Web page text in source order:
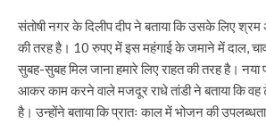
संतोषी नगर के दिलीप दीप ने बताया कि उसके लिए श्रम
की तरह है। 10 रुपए में इस महंगाई के जमाने में दाल,
सुबह-सुबह मिल जाना हमारे लिए राहत की तरह है। नया
आकर काम करने वाले मजदूर राधे तांडी ने बताया कि
है। उन्होंने बताया कि प्रातः काल में भोजन की